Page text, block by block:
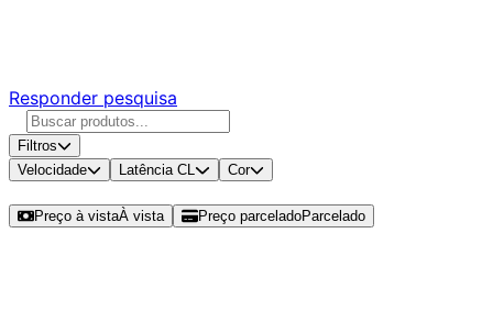
Responder pesquisa
Filtros
Velocidade
Latência CL Cor
Preço à vistaÀ vista Preço parceladoParcelado